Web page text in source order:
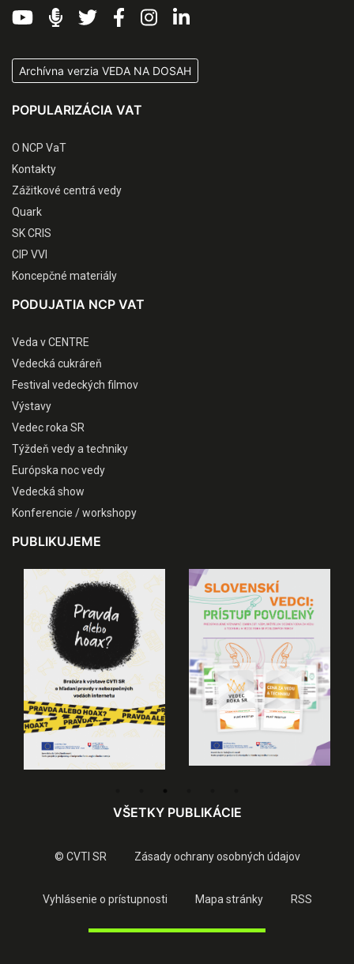
Archívna verzia VEDA NA DOSAH
POPULARIZÁCIA VAT
O NCP VaT
Kontakty
Zážitkové centrá vedy
Quark
SK CRIS
CIP VVI
Koncepčné materiály
PODUJATIA NCP VAT
Veda v CENTRE
Vedecká cukráreň
Festival vedeckých filmov
Výstavy
Vedec roka SR
Týždeň vedy a techniky
Európska noc vedy
Vedecká show
Konferencie / workshopy
PUBLIKUJEME
VŠETKY PUBLIKÁCIE
© CVTI SR Zásady ochrany osobných údajov
Vyhlásenie o prístupnosti Mapa stránky RSS